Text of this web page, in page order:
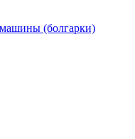
(болгарки)